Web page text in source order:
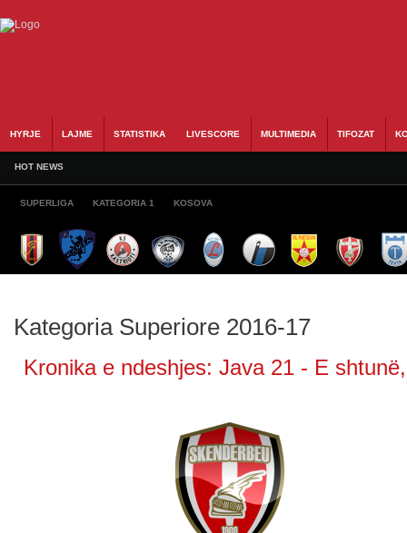
HYRJE LAJME STATISTIKA LIVESCORE MULTIMEDIA TIFOZAT
HOT NEWS
SUPERLIGA KATEGORIA 1 KOSOVA
Kategoria Superiore 2016-17
Kronika e ndeshjes: Java 21 - E